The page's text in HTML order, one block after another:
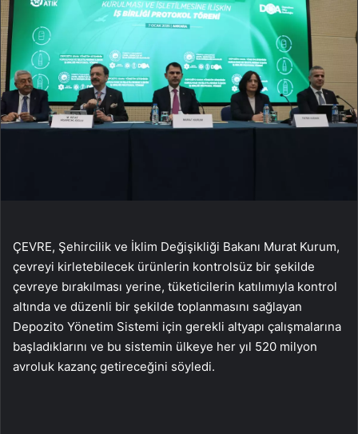
ÇEVRE, Şehircilik ve İklim Değişikliği Bakanı Murat Kurum,
çevreyi kirletebilecek ürünlerin kontrolsüz bir şekilde
çevreye bırakılması yerine, tüketicilerin katılımıyla kontrol
altında ve düzenli bir şekilde toplanmasını sağlayan
Depozito Yönetim Sistemi için gerekli altyapı çalışmalarına
başladıklarını ve bu sistemin ülkeye her yıl 520 milyon
avroluk kazanç getireceğini söyledi.